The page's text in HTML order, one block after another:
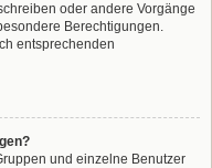
oder andere Vorgänge
Berechtigungen.
entsprechenden
und einzelne Benutzer